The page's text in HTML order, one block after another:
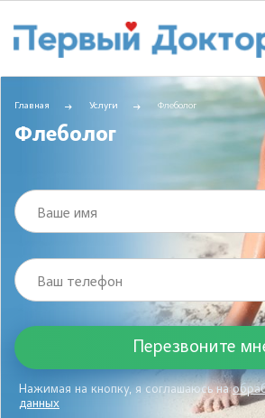
Главная Услуги Флеболог
Флеболог
Ваше имя
Ваш телефон
Нажимая на кнопку, я соглашаюсь на
данных